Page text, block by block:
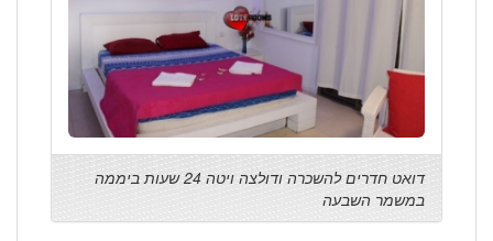
דואט חדרים להשכרה ודולצה ויטה 24 שעות ביממה
במשמר השבעה